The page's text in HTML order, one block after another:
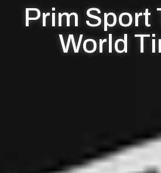
Prim Sport
World